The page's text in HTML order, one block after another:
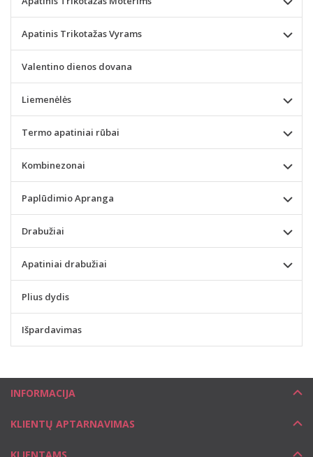
Apatinis Trikotažas Vyrams
Valentino dienos dovana
Liemenėlės
Termo apatiniai rūbai
Kombinezonai
Paplūdimio Apranga
Drabužiai
Apatiniai drabužiai
Plius dydis
Išpardavimas
INFORMACIJA
KLIENTŲ APTARNAVIMAS
KLIENTAMS